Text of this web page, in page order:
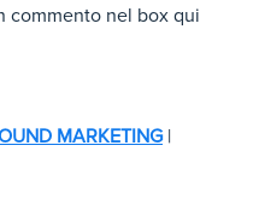
commento nel box qui
MARKETING |